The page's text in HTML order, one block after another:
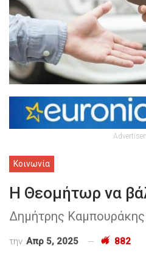
Κοινωνία
Η Θεομήτωρ να
Δημήτρης Καμπουράκης
την Απρ 5, 2025 882